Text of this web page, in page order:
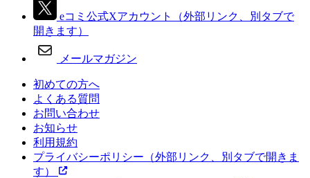
eコミ公式Xアカウント
（外部リンク、別タブで
開きます）
メールマガジン
初めての方へ
よくある質問
お問い合わせ
お知らせ
利用規約
プライバシーポリシー （外部リンク、別タブで開きま
す）